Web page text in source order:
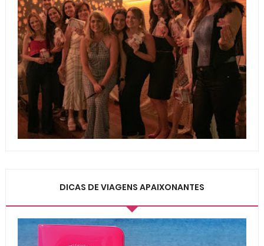
DICAS DE VIAGENS APAIXONANTES